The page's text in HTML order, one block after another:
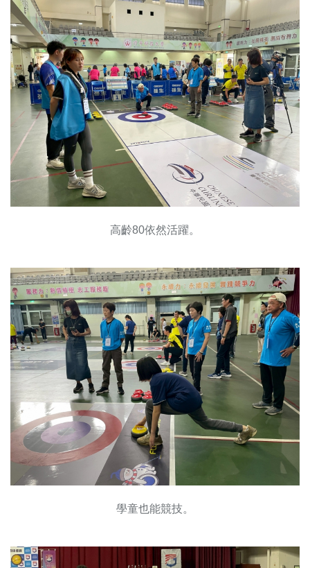
高齡80依然活躍。
學童也能競技。